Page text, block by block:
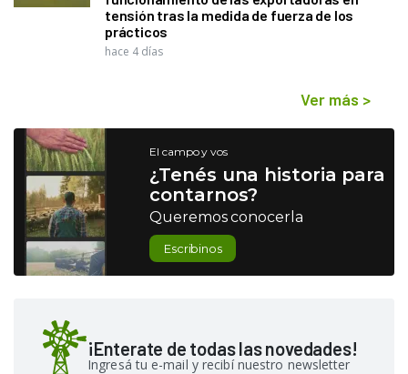
tensión tras la medida de fuerza de los
prácticos
hace 4 días
Ver más >
El campo y vos
¿Tenés una historia para
contarnos?
Queremos conocerla
Escribinos
¡Enterate de todas las novedades!
Ingresá tu e-mail y recibí nuestro newsletter